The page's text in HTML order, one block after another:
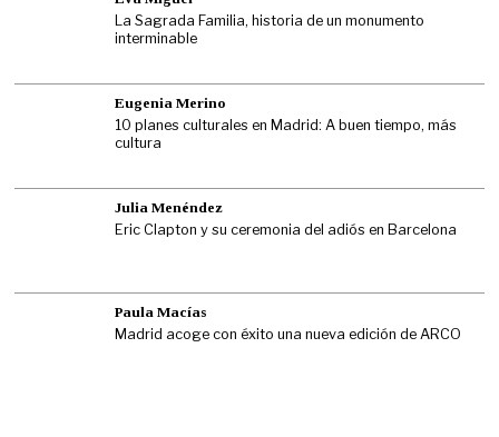
La Sagrada Familia, historia de un monumento
interminable
Eugenia Merino
10 planes culturales en Madrid: A buen tiempo, más
cultura
Julia Menéndez
Eric Clapton y su ceremonia del adiós en Barcelona
Paula Macías
Madrid acoge con éxito una nueva edición de ARCO